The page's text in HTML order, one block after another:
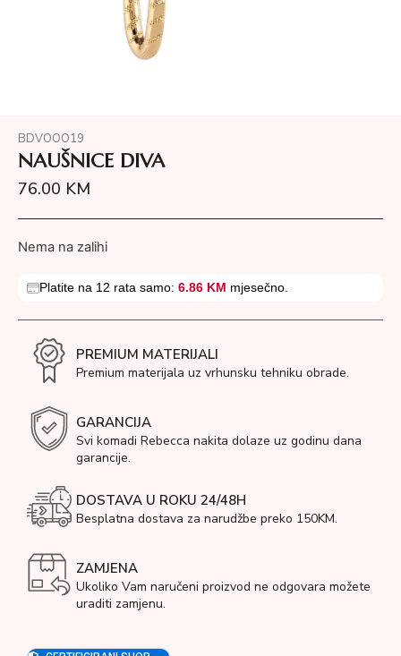
BDVOOO19
NAUŠNICE DIVA
76.00 KM
Nema na zalihi
Platite na 12 rata samo: 6.86 KM mjesečno.
PREMIUM MATERIJALI
Premium materijala uz vrhunsku tehniku obrade.
GARANCIJA
Svi komadi Rebecca nakita dolaze uz godinu dana
garancije.
DOSTAVA U ROKU 24/48H
Besplatna dostava za narudžbe preko 150KM.
ZAMJENA
Ukoliko Vam naručeni proizvod ne odgovara možete
uraditi zamjenu.